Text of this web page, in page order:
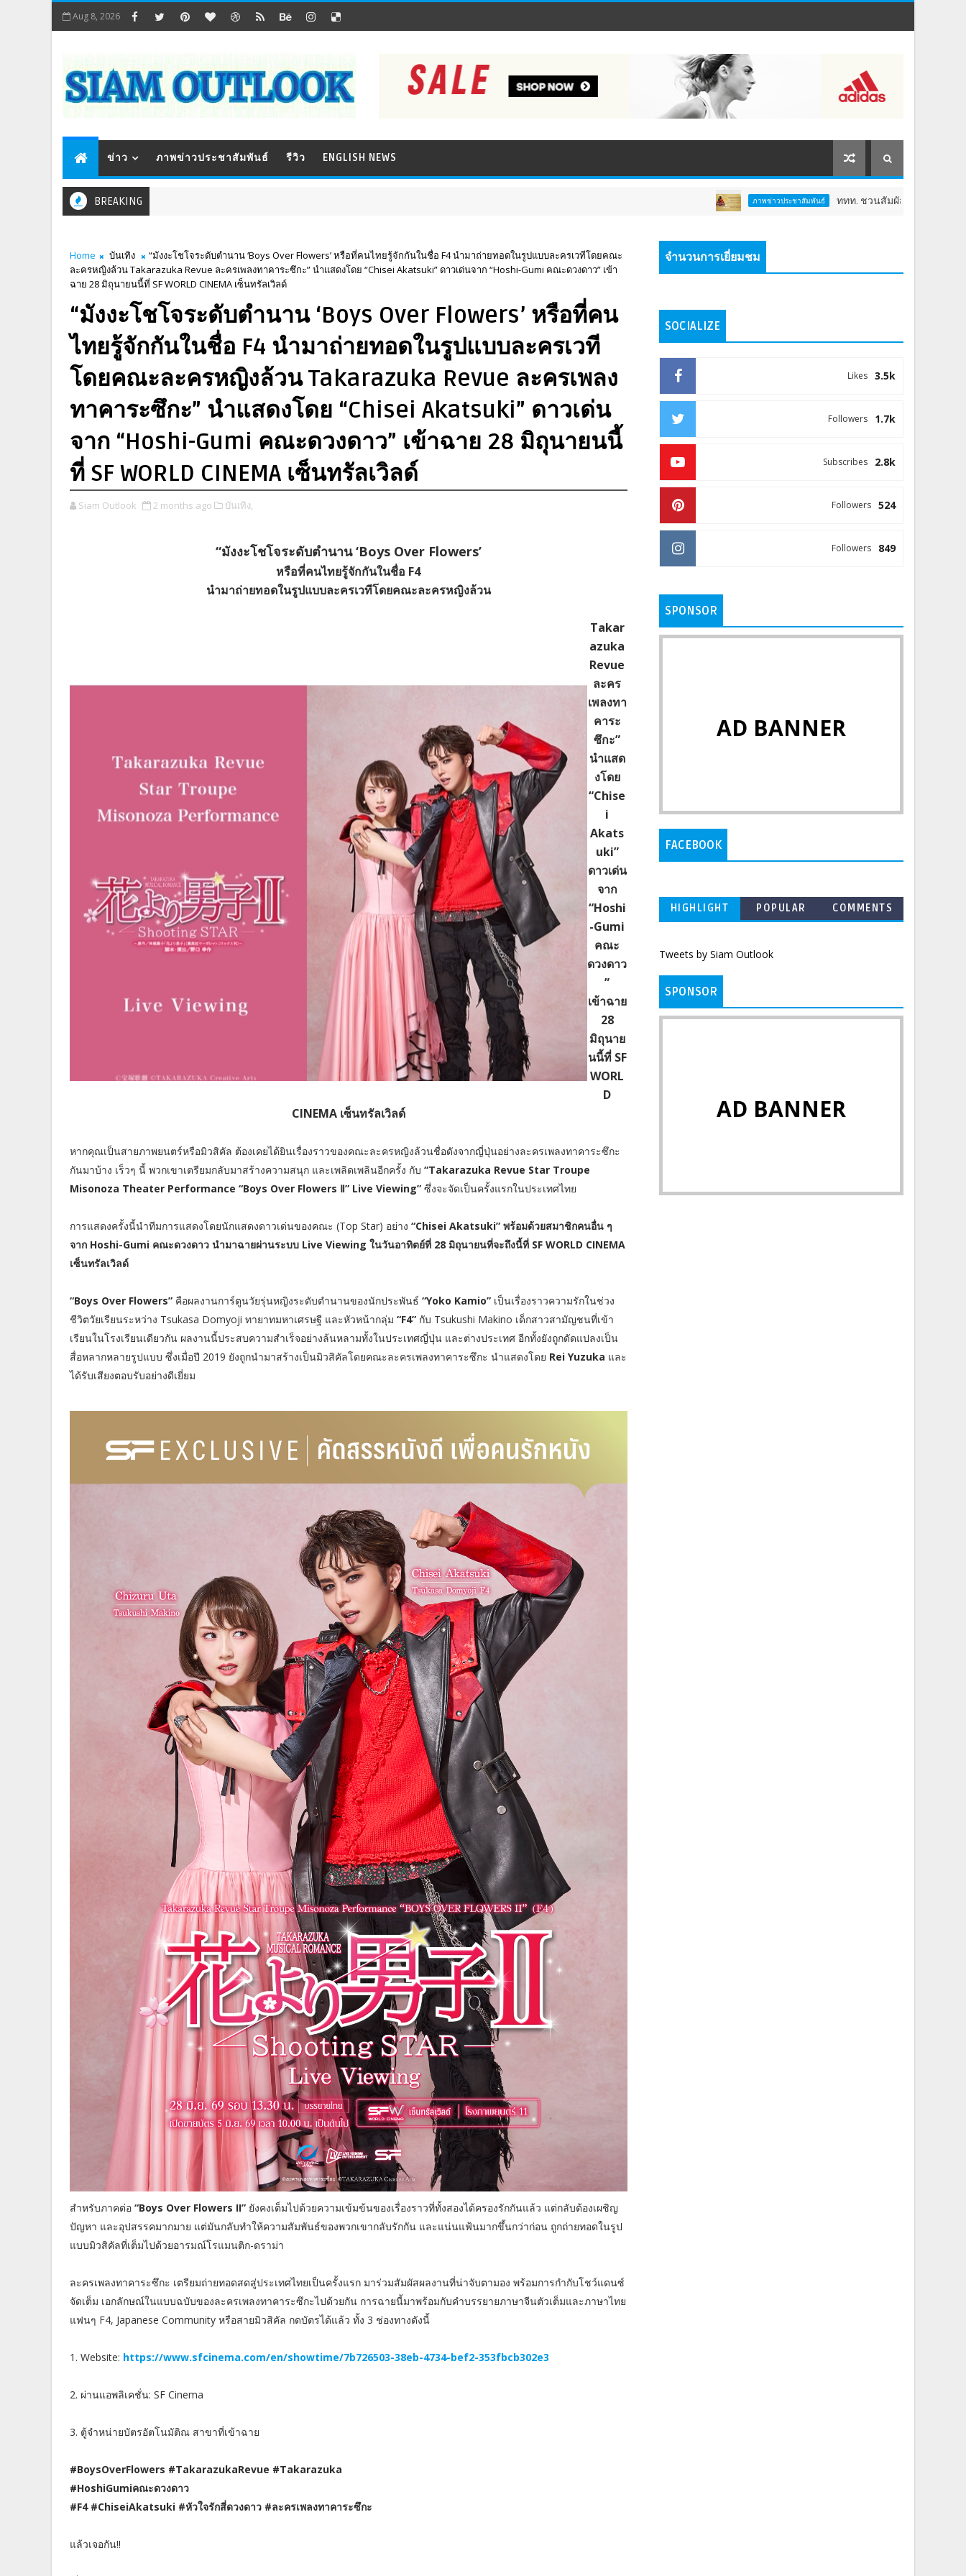
Aug 8, 2026
ข่าว ภาพข่าวประชาสัมพันธ์ รีวิว ENGLISH NEWS
BREAKING ภาพข่าวประชาสัมพันธ์ ททท. ชวนสัมผัสพลังแห่งศรัทธา ร่วมงาน "
Home บันเทิง
“มังงะโชโจระดับตำนาน ‘Boys Over Flowers’ หรือที่คนไทยรู้จักกันในชื่อ F4 นำมาถ่ายทอดในรูปแบบละครเวทีโดยคณะ
ละครหญิงล้วน Takarazuka Revue ละครเพลงทาคาระซึกะ” นำแสดงโดย “Chisei Akatsuki” ดาวเด่นจาก “Hoshi-Gumi คณะดวงดาว” เข้า
ฉาย 28 มิถุนายนนี้ที่ SF WORLD CINEMA เซ็นทรัลเวิลด์
“มังงะโชโจระดับตำนาน ‘Boys Over Flowers’ หรือที่คน
ไทยรู้จักกันในชื่อ F4 นำมาถ่ายทอดในรูปแบบละครเวที
โดยคณะละครหญิงล้วน Takarazuka Revue ละครเพลง
ทาคาระซึกะ” นำแสดงโดย “Chisei Akatsuki” ดาวเด่น
จาก “Hoshi-Gumi คณะดวงดาว” เข้าฉาย 28 มิถุนายนนี้
ที่ SF WORLD CINEMA เซ็นทรัลเวิลด์
Siam Outlook 2 months ago บันเทิง,
“มังงะโชโจระดับตำนาน ‘Boys Over Flowers’
หรือที่คนไทยรู้จักกันในชื่อ F4
นำมาถ่ายทอดในรูปแบบละครเวทีโดยคณะละครหญิงล้วน
Takar
azuka
Revue
ละคร
เพลงทา
คาระ
ซึกะ”
นำแสด
งโดย
“Chise
i
Akats
uki”
ดาวเด่น
จาก
“Hoshi
-Gumi
คณะ
ดวงดาว
”
เข้าฉาย
28
มิถุนาย
นนี้ที่ SF
WORL
D
CINEMA เซ็นทรัลเวิลด์
หากคุณเป็นสายภาพยนตร์หรือมิวสิคัล ต้องเคยได้ยินเรื่องราวของคณะละครหญิงล้วนชื่อดังจากญี่ปุ่นอย่างละครเพลงทาคาระซึกะ
กันมาบ้าง เร็วๆ นี้ พวกเขาเตรียมกลับมาสร้างความสนุก และเพลิดเพลินอีกครั้ง กับ “Takarazuka Revue Star Troupe
Misonoza Theater Performance “Boys Over Flowers Ⅱ” Live Viewing” ซึ่งจะจัดเป็นครั้งแรกในประเทศไทย
การแสดงครั้งนี้นำทีมการแสดงโดยนักแสดงดาวเด่นของคณะ (Top Star) อย่าง “Chisei Akatsuki” พร้อมด้วยสมาชิกคนอื่น ๆ
จาก Hoshi-Gumi คณะดวงดาว นำมาฉายผ่านระบบ Live Viewing ในวันอาทิตย์ที่ 28 มิถุนายนที่จะถึงนี้ที่ SF WORLD CINEMA
เซ็นทรัลเวิลด์
“Boys Over Flowers” คือผลงานการ์ตูนวัยรุ่นหญิงระดับตำนานของนักประพันธ์ “Yoko Kamio” เป็นเรื่องราวความรักในช่วง
ชีวิตวัยเรียนระหว่าง Tsukasa Domyoji ทายาทมหาเศรษฐี และหัวหน้ากลุ่ม “F4” กับ Tsukushi Makino เด็กสาวสามัญชนที่เข้า
เรียนในโรงเรียนเดียวกัน ผลงานนี้ประสบความสำเร็จอย่างล้นหลามทั้งในประเทศญี่ปุ่น และต่างประเทศ อีกทั้งยังถูกดัดแปลงเป็น
สื่อหลากหลายรูปแบบ ซึ่งเมื่อปี 2019 ยังถูกนำมาสร้างเป็นมิวสิคัลโดยคณะละครเพลงทาคาระซึกะ นำแสดงโดย Rei Yuzuka และ
ได้รับเสียงตอบรับอย่างดีเยี่ยม
สำหรับภาคต่อ “Boys Over Flowers II” ยังคงเต็มไปด้วยความเข้มข้นของเรื่องราวที่ทั้งสองได้ครองรักกันแล้ว แต่กลับต้องเผชิญ
ปัญหา และอุปสรรคมากมาย แต่มันกลับทำให้ความสัมพันธ์ของพวกเขากลับรักกัน และแน่นแฟ้นมากขึ้นกว่าก่อน ถูกถ่ายทอดในรูป
แบบมิวสิคัลที่เต็มไปด้วยอารมณ์โรแมนติก-ดราม่า
ละครเพลงทาคาระซึกะ เตรียมถ่ายทอดสดสู่ประเทศไทยเป็นครั้งแรก มาร่วมสัมผัสผลงานที่น่าจับตามอง พร้อมการกำกับโชว์แดนซ์
จัดเต็ม เอกลักษณ์ในแบบฉบับของละครเพลงทาคาระซึกะไปด้วยกัน การฉายนี้มาพร้อมกับคำบรรยายภาษาจีนตัวเต็มและภาษาไทย
แฟนๆ F4, Japanese Community หรือสายมิวสิคัล กดบัตรได้แล้ว ทั้ง 3 ช่องทางดังนี้
1. Website: https://www.sfcinema.com/en/showtime/7b726503-38eb-4734-bef2-353fbcb302e3
2. ผ่านแอพลิเคชั่น: SF Cinema
3. ตู้จำหน่ายบัตรอัตโนมัติณ สาขาที่เข้าฉาย
#BoysOverFlowers #TakarazukaRevue #Takarazuka
#HoshiGumiคณะดวงดาว
#F4 #ChiseiAkatsuki #หัวใจรักสี่ดวงดาว #ละครเพลงทาคาระซึกะ
แล้วเจอกัน!!
จำนวนการเยี่ยมชม
SOCIALIZE
3.5k
Likes
1.7k
Followers
2.8k
Subscribes
524
Followers
849
Followers
SPONSOR
AD BANNER
FACEBOOK
HIGHLIGHT POPULAR COMMENTS
Tweets by Siam Outlook
SPONSOR
AD BANNER